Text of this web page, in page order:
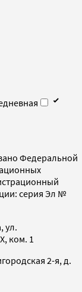
Федеральной
серия Эл №
ул.
ком. 1
2-я, д.